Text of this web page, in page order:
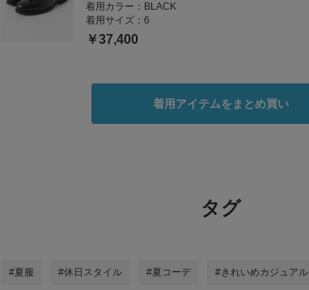
着用カラー： BLACK
着用サイズ： 6
￥37,400
着用アイテムをまとめ買い
タグ
#夏服 #休日スタイル #夏コーデ #きれいめカジュアル